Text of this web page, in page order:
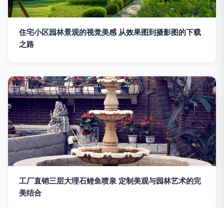
住宅小区园林景观的视觉美感 从效果图到摄影图的下载
之路
工厂直销三层大理石鲤鱼喷泉 定制美观与园林艺术的完
美结合